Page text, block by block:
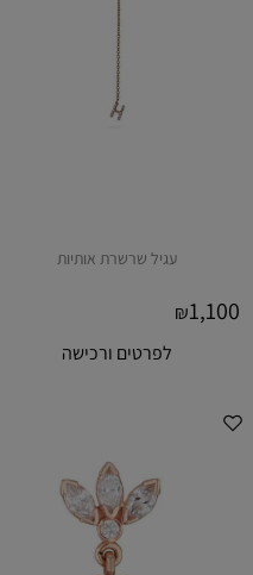
עגיל שרשרת אותיות
₪1,100
לפרטים ורכישה